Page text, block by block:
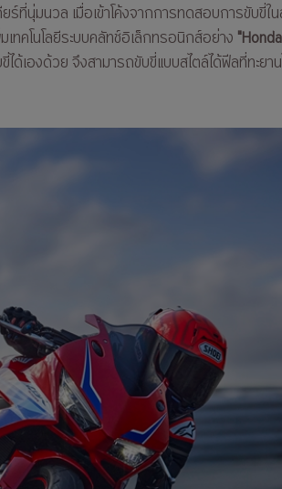
ร์ที่นุ่มนวล เมื่อเข้าโค้งจากการทดสอบการขับขี่ใ
ทคโนโลยีระบบคลัทช์อิเล็กทรอนิกส์อย่าง
เองด้วย จึงสามารถขับขี่แบบสไตล์ได้ฟีลที่ทะยาน